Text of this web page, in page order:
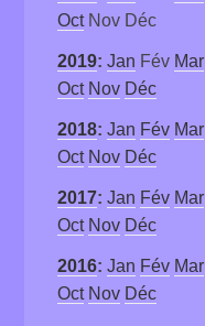
Oct Nov Déc
2019:Jan Fév Mar
Oct Nov Déc
2018:Jan Fév Mar
Oct Nov Déc
2017:Jan Fév Mar
Oct Nov Déc
2016:Jan Fév Mar
Oct Nov Déc